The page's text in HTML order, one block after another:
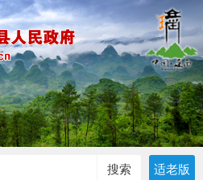
搜索 适老版